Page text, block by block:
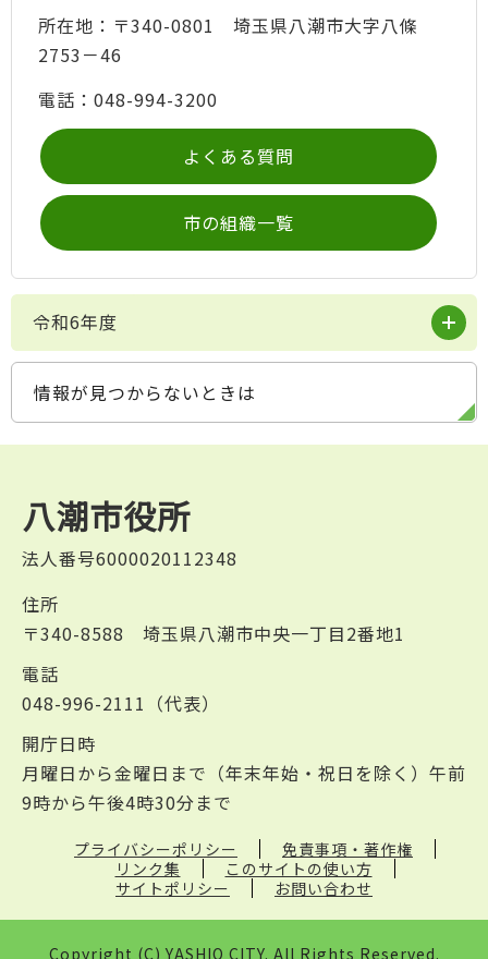
所在地：〒340-0801 埼玉県八潮市大字八條
2753－46
電話：048-994-3200
よくある質問
市の組織一覧
令和6年度
情報が見つからないときは
八潮市役所
法人番号6000020112348
住所
〒340-8588 埼玉県八潮市中央一丁目2番地1
電話
048-996-2111（代表）
開庁日時
月曜日から金曜日まで（年末年始・祝日を除く）午前
9時から午後4時30分まで
プライバシーポリシー
免責事項・著作権
リンク集
このサイトの使い方
サイトポリシー
お問い合わせ
Copyright (C) YASHIO CITY. All Rights Reserved.